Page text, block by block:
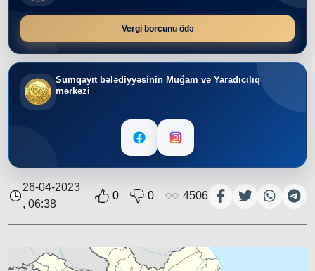
Vergi borcunu ödə
Sumqayıt bələdiyyəsinin Muğam və Yaradıcılıq
mərkəzi
26-04-2023
, 06:38
0 0 4506